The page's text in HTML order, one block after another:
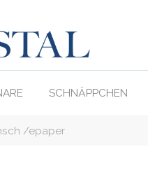
Crystal
Verlag
ONLINE-
SCHNÄPPCHEN
/epaper